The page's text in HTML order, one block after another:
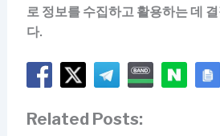
로 정보를 수집하고 활용하는 데
다.
Related Posts: